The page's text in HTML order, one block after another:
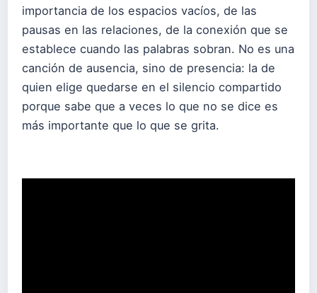
importancia de los espacios vacíos, de las
pausas en las relaciones, de la conexión que se
establece cuando las palabras sobran. No es una
canción de ausencia, sino de presencia: la de
quien elige quedarse en el silencio compartido
porque sabe que a veces lo que no se dice es
más importante que lo que se grita.